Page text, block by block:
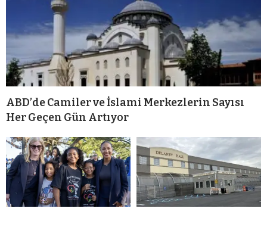
ABD’de Camiler ve İslami Merkezlerin Sayısı
Her Geçen Gün Artıyor